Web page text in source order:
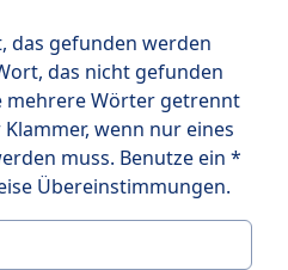
das gefunden werden
das nicht gefunden
mehrere Wörter getrennt
wenn nur eines
muss. Benutze ein *
Übereinstimmungen.